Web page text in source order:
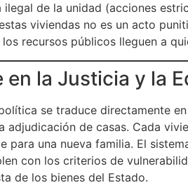
ilegal de la unidad (acciones
viviendas no es un acto
recursos públicos lleguen a
en la Justicia y la
se traduce directamente en
adjudicación de casas. Cada
para una nueva familia. El
con los criterios de
de los bienes del Estado.